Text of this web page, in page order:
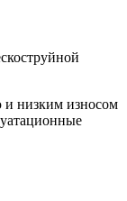
и низким износом